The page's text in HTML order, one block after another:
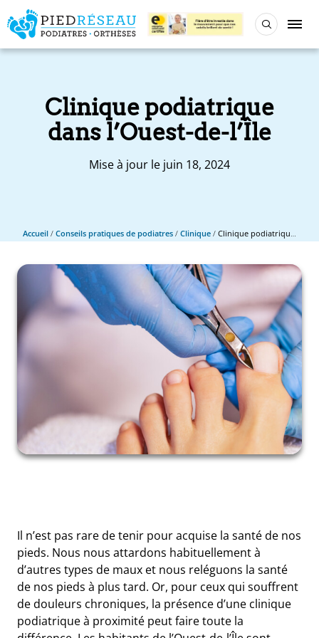
Clinique podiatrique
dans l’Ouest-de-l’Île
Mise à jour le juin 18, 2024
Accueil / Conseils pratiques de podiatres / Clinique / Clinique podiatrique dans l’Ouest-de-l’Île
Il n’est pas rare de tenir pour acquise la santé de nos
pieds. Nous nous attardons habituellement à
d’autres types de maux et nous reléguons la santé
de nos pieds à plus tard. Or, pour ceux qui souffrent
de douleurs chroniques, la présence d’une clinique
podiatrique à proximité peut faire toute la